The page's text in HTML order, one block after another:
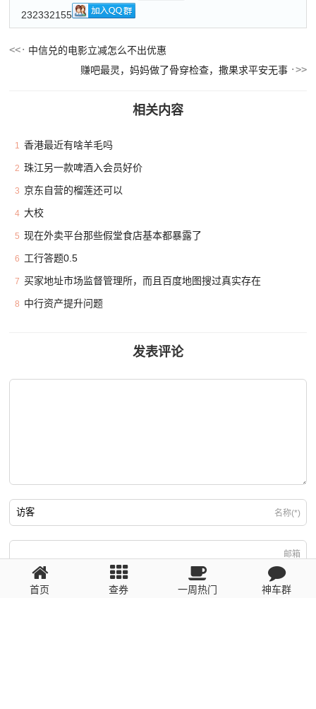
232332155
中信兑的电影立减怎么不出优惠
赚吧最灵，妈妈做了骨穿检查，撒果求平安无事
相关内容
1 香港最近有啥羊毛吗
2 珠江另一款啤酒入会员好价
3 京东自营的榴莲还可以
4 大校
5 现在外卖平台那些假堂食店基本都暴露了
6 工行答题0.5
7 买家地址市场监督管理所，而且百度地图搜过真实存在
8 中行资产提升问题
发表评论
名称(*)
邮箱
回复需填写必要信息
首页 查券 一周热门 神车群